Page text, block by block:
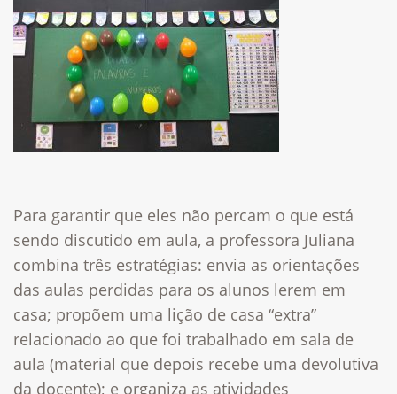
Para garantir que eles não percam o que está
sendo discutido em aula, a professora Juliana
combina três estratégias: envia as orientações
das aulas perdidas para os alunos lerem em
casa; propõem uma lição de casa “extra”
relacionado ao que foi trabalhado em sala de
aula (material que depois recebe uma devolutiva
da docente); e organiza as atividades